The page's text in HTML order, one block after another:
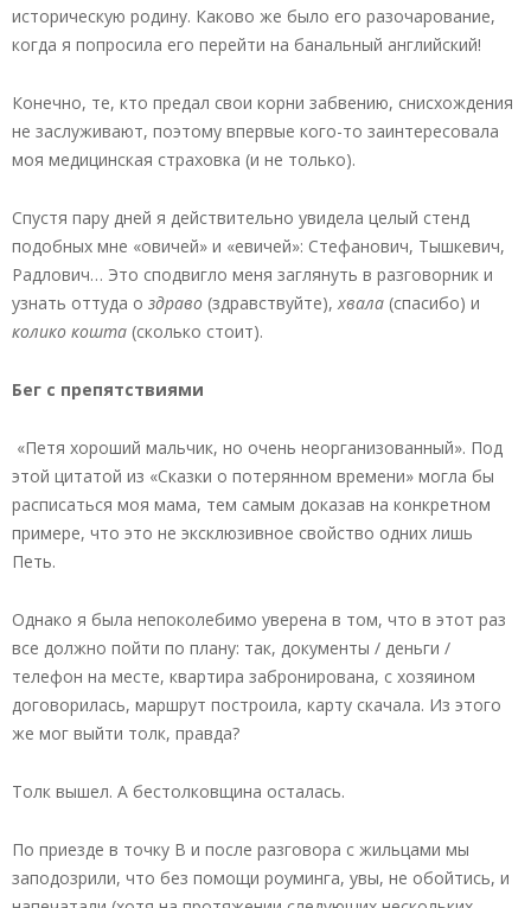
историческую родину. Каково же было его разочарование,
когда я попросила его перейти на банальный английский!
Конечно, те, кто предал свои корни забвению, снисхождения
не заслуживают, поэтому впервые кого-то заинтересовала
моя медицинская страховка (и не только).
Спустя пару дней я действительно увидела целый стенд
подобных мне «овичей» и «евичей»: Стефанович, Тышкевич,
Радлович… Это сподвигло меня заглянуть в разговорник и
узнать оттуда о здраво (здравствуйте),хвала (спасибо) и
колико кошта (сколько стоит).
Бег с препятствиями
«Петя хороший мальчик, но очень неорганизованный». Под
этой цитатой из «Сказки о потерянном времени» могла бы
расписаться моя мама, тем самым доказав на конкретном
примере, что это не эксклюзивное свойство одних лишь
Петь.
Однако я была непоколебимо уверена в том, что в этот раз
все должно пойти по плану: так, документы / деньги /
телефон на месте, квартира забронирована, с хозяином
договорилась, маршрут построила, карту скачала. Из этого
же мог выйти толк, правда?
Толк вышел. А бестолковщина осталась.
По приезде в точку B и после разговора с жильцами мы
заподозрили, что без помощи роуминга, увы, не обойтись, и